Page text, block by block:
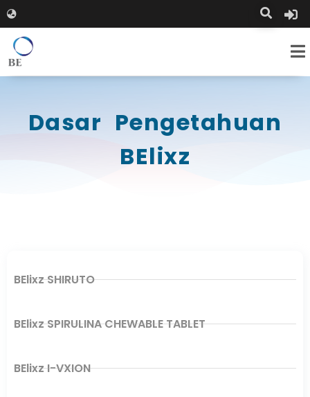
Dasar Pengetahuan
BElixz
BElixz SHIRUTO
BElixz SPIRULINA CHEWABLE TABLET
BElixz I-VXION